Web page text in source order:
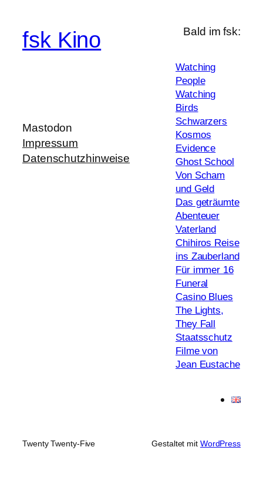
fsk Kino
Mastodon
Impressum
Datenschutzhinweise
Bald im fsk:
Watching
People
Watching
Birds
Schwarzers
Kosmos
Evidence
Ghost School
Von Scham
und Geld
Das geträumte
Abenteuer
Vaterland
Chihiros Reise
ins Zauberland
Für immer 16
Funeral
Casino Blues
The Lights,
They Fall
Staatsschutz
Filme von
Jean Eustache
Twenty Twenty-Five Gestaltet mit WordPress